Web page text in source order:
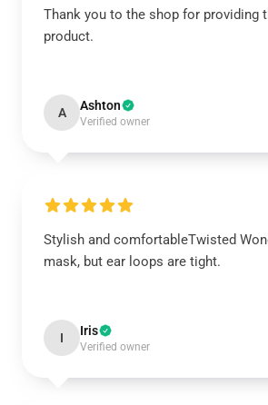
Thank you to the shop for providing
product.
A Ashton
Verified owner
Stylish and comfortableTwisted
mask, but ear loops are tight.
I Iris
Verified owner